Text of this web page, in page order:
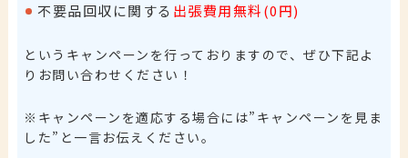
不要品回収に関する 出張費用無料(0円)
というキャンペーンを行っておりますので、ぜひ下記よ
りお問い合わせください！
※キャンペーンを適応する場合には”キャンペーンを見ま
した”と一言お伝えください。